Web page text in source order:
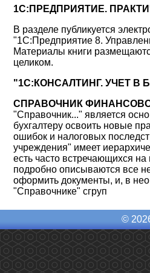
1С:ПРЕДПРИЯТИЕ.
В разделе публикуется
"1С:Предприятие 8.
Материалы книги
целиком.
"1С:КОНСАЛТИНГ. УЧЕТ
СПРАВОЧНИК
"Справочник..." является
бухгалтеру освоить новые
ошибок и налоговых
учреждения" имеет
есть часто встречающихся
подробно описываются все
оформить документы, и, в
"Справочнике" сгруп
©